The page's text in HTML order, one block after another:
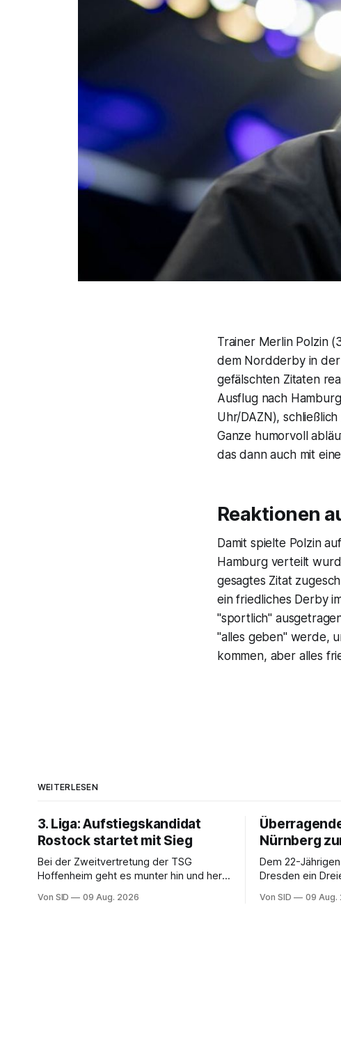
Trainer Merlin Polzin
dem Nordderby in der
gefälschten Zitaten
Ausflug nach
Uhr/DAZN),
Ganze humorvoll
das dann auch mit
Reaktionen
Damit spielte Polzin
Hamburg verteilt
gesagtes Zitat
ein friedliches Derby
"sportlich"
"alles geben" werde,
kommen, aber alles
WEITERLESEN
3. Liga: Aufstiegskandidat
Rostock startet mit Sieg
Bei der Zweitvertretung der TSG
Hoffenheim geht es munter hin und her.
Von SID 09 Aug. 2026
Nürnberg
Dem 22-
Dresden ein
Von SID 09 Aug.